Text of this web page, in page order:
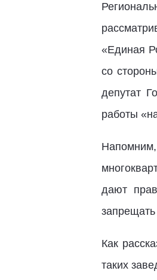
«Единая
со
депутат
работы
дают
запрещать
Как
таких